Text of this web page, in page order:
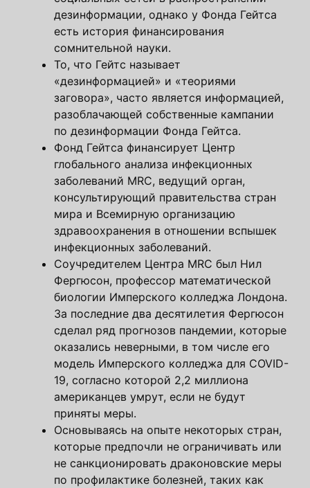
дезинформации, однако у Фонда Гейтса
есть история финансирования
сомнительной науки.
То, что Гейтс называет
«дезинформацией» и «теориями
заговора», часто является информацией,
разоблачающей собственные кампании
по дезинформации Фонда Гейтса.
Фонд Гейтса финансирует Центр
глобального анализа инфекционных
заболеваний MRC, ведущий орган,
консультирующий правительства стран
мира и Всемирную организацию
здравоохранения в отношении вспышек
инфекционных заболеваний.
Соучредителем Центра MRC был Нил
Фергюсон, профессор математической
биологии Имперского колледжа Лондона.
За последние два десятилетия Фергюсон
сделал ряд прогнозов пандемии, которые
оказались неверными, в том числе его
модель Имперского колледжа для COVID-
19, согласно которой 2,2 миллиона
американцев умрут, если не будут
приняты меры.
Основываясь на опыте некоторых стран,
которые предпочли не ограничивать или
не санкционировать драконовские меры
по профилактике болезней, таких как